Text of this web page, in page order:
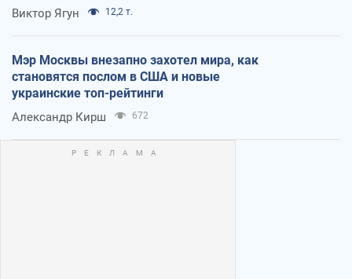
Виктор Ягун 12,2 т.
Мэр Москвы внезапно захотел мира, как
становятся послом в США и новые
украинские топ-рейтинги
Александр Кирш 672